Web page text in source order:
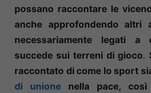
possano raccontare le
anche approfondendo altri
necessariamente legati a
succede sui terreni di gioco.
raccontato di come lo sport
di unione nella pace,